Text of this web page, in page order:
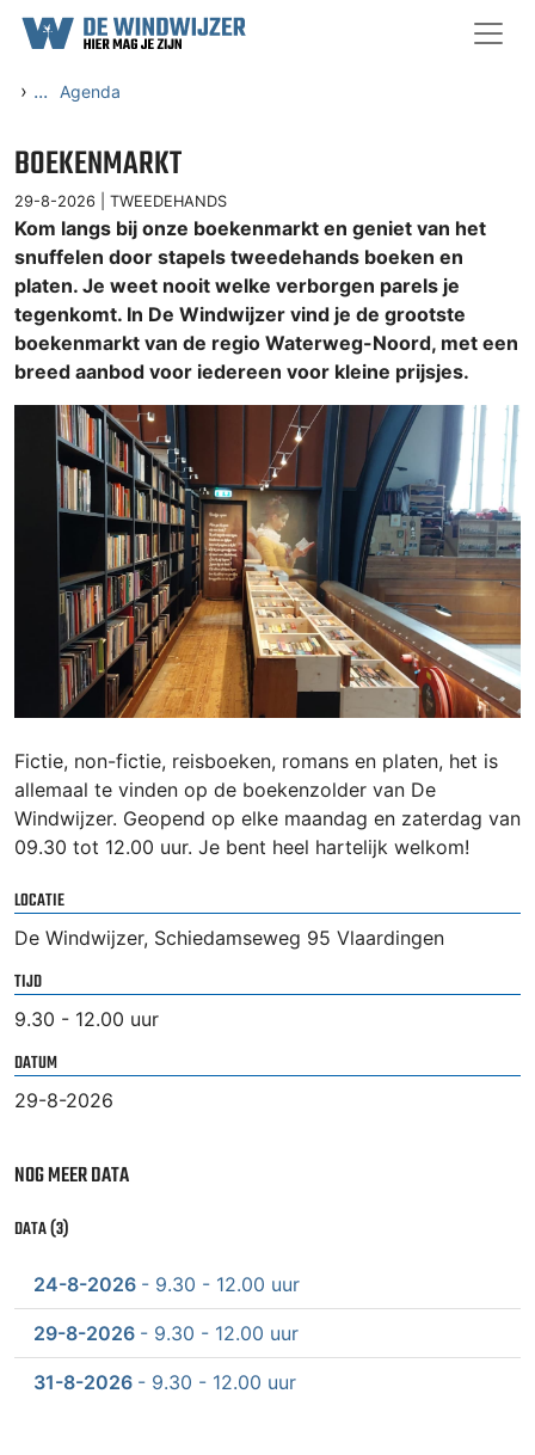
Ga naar content
› ... Agenda
BOEKENMARKT
29-8-2026 | TWEEDEHANDS
Kom langs bij onze boekenmarkt en geniet van het
snuffelen door stapels tweedehands boeken en
platen. Je weet nooit welke verborgen parels je
tegenkomt. In De Windwijzer vind je de grootste
boekenmarkt van de regio Waterweg-Noord, met een
breed aanbod voor iedereen voor kleine prijsjes.
Fictie, non-fictie, reisboeken, romans en platen, het is
allemaal te vinden op de boekenzolder van De
Windwijzer. Geopend op elke maandag en zaterdag van
09.30 tot 12.00 uur. Je bent heel hartelijk welkom!
LOCATIE
De Windwijzer, Schiedamseweg 95 Vlaardingen
TIJD
9.30 - 12.00 uur
DATUM
29-8-2026
NOG MEER DATA
DATA (3)
24-8-2026 - 9.30 - 12.00 uur
29-8-2026 - 9.30 - 12.00 uur
31-8-2026 - 9.30 - 12.00 uur